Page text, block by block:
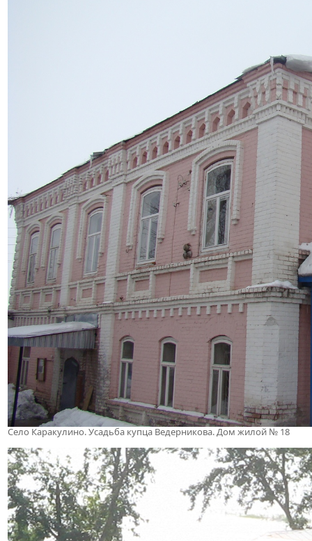
Село Каракулино. Усадьба купца Ведерникова. Дом жилой № 18